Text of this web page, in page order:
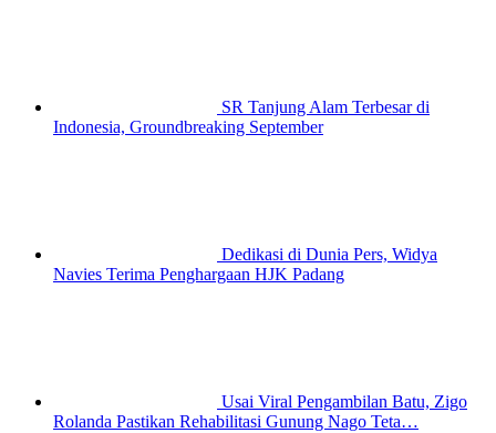
SR Tanjung Alam Terbesar di
Indonesia, Groundbreaking September
Dedikasi di Dunia Pers, Widya
Navies Terima Penghargaan HJK Padang
Usai Viral Pengambilan Batu, Zigo
Rolanda Pastikan Rehabilitasi Gunung Nago Teta…